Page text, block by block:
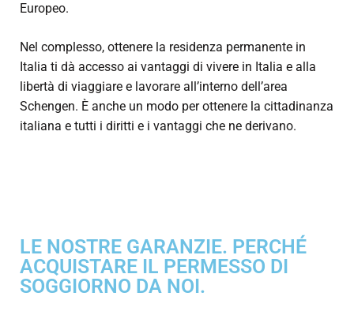
Europeo.
Nel complesso, ottenere la residenza permanente in
Italia ti dà accesso ai vantaggi di vivere in Italia e alla
libertà di viaggiare e lavorare all’interno dell’area
Schengen. È anche un modo per ottenere la cittadinanza
italiana e tutti i diritti e i vantaggi che ne derivano.
LE NOSTRE GARANZIE. PERCHÉ
ACQUISTARE IL PERMESSO DI
SOGGIORNO DA NOI.